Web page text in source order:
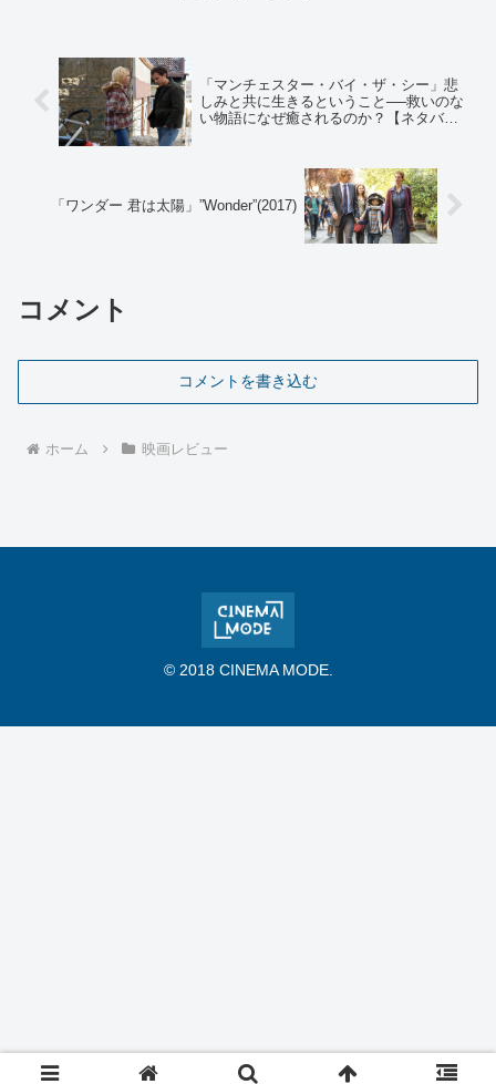
「マンチェスター・バイ・ザ・シー」悲
しみと共に生きるということ──救いのな
い物語になぜ癒されるのか？【ネタバレ
「ワンダー 君は太陽」”Wonder”(2017)
コメント
コメントを書き込む
ホーム 映画レビュー
© 2018 CINEMA MODE.